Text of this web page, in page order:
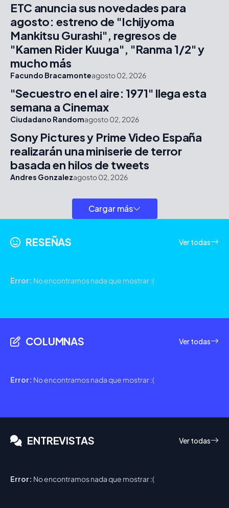
ETC anuncia sus novedades para
agosto: estreno de "Ichijyoma
Mankitsu Gurashi", regresos de
"Kamen Rider Kuuga", "Ranma 1/2" y
mucho más
Facundo Bracamonteagosto 02, 2026
"Secuestro en el aire: 1971" llega esta
semana a Cinemax
Ciudadano Randomagosto 02, 2026
Sony Pictures y Prime Video España
realizarán una miniserie de terror
basada en hilos de tweets
Andres Gonzalezagosto 02, 2026
Cargar más
RESEÑAS Ver todas
Error: No encontramos nada que mostrar :(
COLUMNAS Ver todas
Error: No encontramos nada que mostrar :(
ENTREVISTAS Ver todas
Error: No encontramos nada que mostrar :(